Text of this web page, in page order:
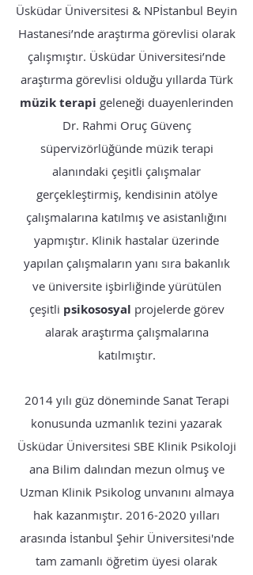
Üsküdar Üniversitesi & NPİstanbul Beyin
Hastanesi’nde araştırma görevlisi olarak
çalışmıştır. Üsküdar Üniversitesi’nde
araştırma görevlisi olduğu yıllarda Türk
müzik terapi geleneği duayenlerinden
Dr. Rahmi Oruç Güvenç
süpervizörlüğünde müzik terapi
alanındaki çeşitli çalışmalar
gerçekleştirmiş, kendisinin atölye
çalışmalarına katılmış ve asistanlığını
yapmıştır. Klinik hastalar üzerinde
yapılan çalışmaların yanı sıra bakanlık
ve üniversite işbirliğinde yürütülen
çeşitli psikososyal projelerde görev
alarak araştırma çalışmalarına
katılmıştır.
2014 yılı güz döneminde Sanat Terapi
konusunda uzmanlık tezini yazarak
Üsküdar Üniversitesi SBE Klinik Psikoloji
ana Bilim dalından mezun olmuş ve
Uzman Klinik Psikolog unvanını almaya
hak kazanmıştır. 2016-2020 yılları
arasında İstanbul Şehir Üniversitesi'nde
tam zamanlı öğretim üyesi olarak